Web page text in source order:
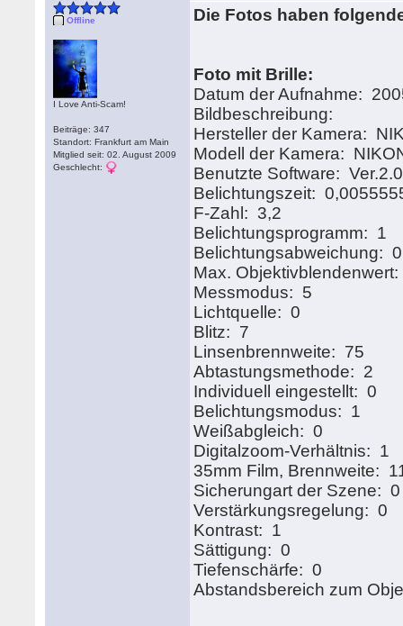
Offline
I Love Anti-Scam!
Beiträge: 347
Standort: Frankfurt am Main
Mitglied seit: 02. August 2009
Geschlecht:
Die Fotos haben
Foto mit Brille:
Datum der Aufnahme:
Hersteller der Kamera:
Modell der Kamera:
Benutzte Software:
Belichtungszeit:
F-Zahl: 3,2
Belichtungsprogramm: 1
Belichtungsabweichung: 0
Max.
Messmodus: 5
Lichtquelle: 0
Blitz: 7
Linsenbrennweite: 75
Abtastungsmethode: 2
Individuell eingestellt: 0
Belichtungsmodus: 1
Weißabgleich: 0
Digitalzoom-Verhältnis: 1
35mm Film, Brennweite:
Sicherungart der Szene: 0
Verstärkungsregelung: 0
Kontrast: 1
Sättigung: 0
Tiefenschärfe: 0
Abstandsbereich zum